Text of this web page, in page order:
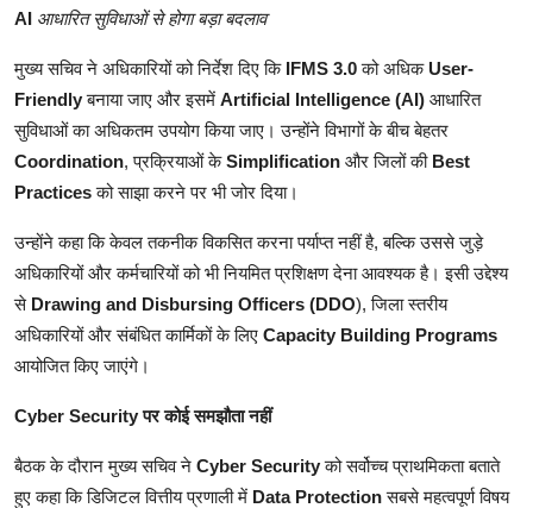
AI आधारित सुविधाओं से होगा बड़ा बदलाव
मुख्य सचिव ने अधिकारियों को निर्देश दिए कि IFMS 3.0को अधिक User-
Friendlyबनाया जाए और इसमें Artificial Intelligence (AI) आधारित
सुविधाओं का अधिकतम उपयोग किया जाए। उन्होंने विभागों के बीच बेहतर
Coordination, प्रक्रियाओं केSimplification और जिलों की Best
Practicesको साझा करने पर भी जोर दिया।
उन्होंने कहा कि केवल तकनीक विकसित करना पर्याप्त नहीं है, बल्कि उससे जुड़े
अधिकारियों और कर्मचारियों को भी नियमित प्रशिक्षण देना आवश्यक है। इसी उद्देश्य
से Drawing and Disbursing Officers (DDO), जिला स्तरीय
अधिकारियों और संबंधित कार्मिकों के लिए Capacity Building Programs
आयोजित किए जाएंगे।
Cyber Security पर कोई समझौता नहीं
बैठक के दौरान मुख्य सचिव ने Cyber Securityको सर्वोच्च प्राथमिकता बताते
हुए कहा कि डिजिटल वित्तीय प्रणाली में Data Protectionसबसे महत्वपूर्ण विषय